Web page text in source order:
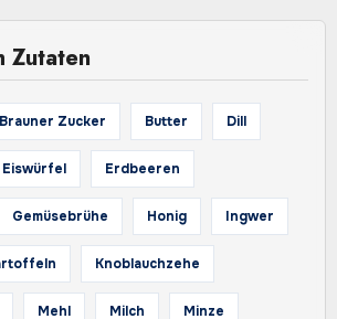
Zutaten
Brauner Zucker Butter Dill
Eiswürfel Erdbeeren
Gemüsebrühe Honig Ingwer
Knoblauchzehe
Mehl Milch Minze